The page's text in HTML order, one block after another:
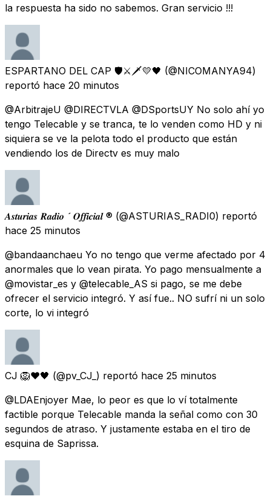
la respuesta ha sido no sabemos. Gran servicio !!!
ESPARTANO DEL CAP 🛡️⚔️🗡️💛🖤 (@NICOMANYA94)
reportó hace 20 minutos
@ArbitrajeU @DIRECTVLA @DSportsUY No solo ahí yo
tengo Telecable y se tranca, te lo venden como HD y ni
siquiera se ve la pelota todo el producto que están
vendiendo los de Directv es muy malo
𝑨𝒔𝒕𝒖𝒓𝒊𝒂𝒔 𝑹𝒂𝒅𝒊𝒐  𝑶𝒇𝒇𝒊𝒄𝒊𝒂𝒍 ® (@ASTURIAS_RADI0) reportó
hace 25 minutos
@bandaanchaeu Yo no tengo que verme afectado por 4
anormales que lo vean pirata. Yo pago mensualmente a
@movistar_es y @telecable_AS si pago, se me debe
ofrecer el servicio integró. Y así fue.. NO sufrí ni un solo
corte, lo vi integró
CJ 🦁❤️🖤 (@pv_CJ_) reportó hace 25 minutos
@LDAEnjoyer Mae, lo peor es que lo ví totalmente
factible porque Telecable manda la señal como con 30
segundos de atraso. Y justamente estaba en el tiro de
esquina de Saprissa.